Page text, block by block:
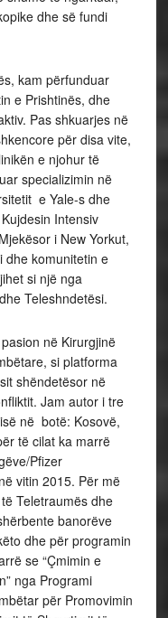
dhe së fundi
kam përfunduar
e Prishtinës, dhe
Pas shkuarjes në
për disa vite,
e njohur të
specializimin në
e Yale-s dhe
Intensiv
i New Yorkut,
dhe komunitetin e
si një nga
Teleshndetësi.
në Kirurgjinë
si platforma
shëndetësor në
Jam autor i tre
në botë: Kosovë,
të cilat ka marrë
Pfizer
vitin 2015. Për më
Teletraumës dhe
banorëve
dhe për programin
se “Çmimin e
nga Programi
për Promovimin